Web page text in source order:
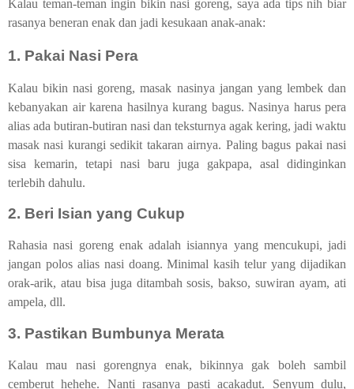
Kalau teman-teman ingin bikin nasi goreng, saya ada tips nih biar
rasanya beneran enak dan jadi kesukaan anak-anak:
1. Pakai Nasi Pera
Kalau bikin nasi goreng, masak nasinya jangan yang lembek dan
kebanyakan air karena hasilnya kurang bagus. Nasinya harus pera
alias ada butiran-butiran nasi dan teksturnya agak kering, jadi waktu
masak nasi kurangi sedikit takaran airnya. Paling bagus pakai nasi
sisa kemarin, tetapi nasi baru juga gakpapa, asal didinginkan
terlebih dahulu.
2. Beri Isian yang Cukup
Rahasia nasi goreng enak adalah isiannya yang mencukupi, jadi
jangan polos alias nasi doang. Minimal kasih telur yang dijadikan
orak-arik, atau bisa juga ditambah sosis, bakso, suwiran ayam, ati
ampela, dll.
3. Pastikan Bumbunya Merata
Kalau mau nasi gorengnya enak, bikinnya gak boleh sambil
cemberut hehehe. Nanti rasanya pasti acakadut. Senyum dulu,